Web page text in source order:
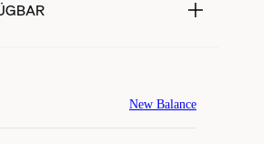
New Balance